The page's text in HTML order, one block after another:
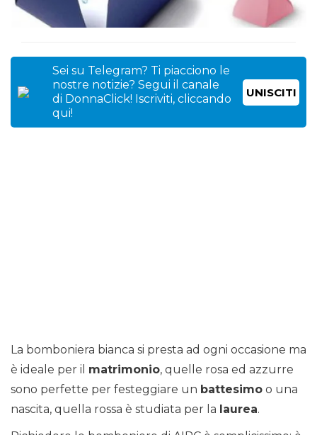
Sei su Telegram? Ti piacciono le
nostre notizie? Segui il canale
di DonnaClick! Iscriviti, cliccando
qui!
UNISCITI
La bomboniera bianca si presta ad ogni occasione ma
è ideale per il matrimonio, quelle rosa ed azzurre
sono perfette per festeggiare un battesimo o una
nascita, quella rossa è studiata per la laurea.